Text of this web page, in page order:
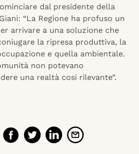
dal presidente della
“La Regione ha profuso un
arrivare a una soluzione che
la ripresa produttiva, la
e quella ambientale.
non potevano
una realtà cosi rilevante”.